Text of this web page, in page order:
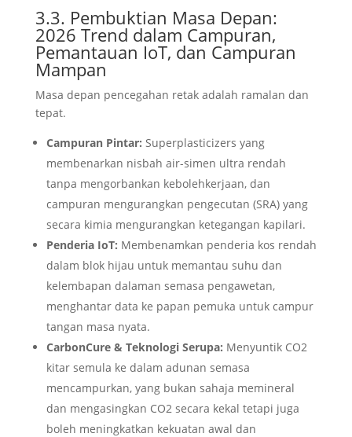
3.3. Pembuktian Masa Depan:
2026 Trend dalam Campuran,
Pemantauan IoT, dan Campuran
Mampan
Masa depan pencegahan retak adalah ramalan dan
tepat.
Campuran Pintar: Superplasticizers yang
membenarkan nisbah air-simen ultra rendah
tanpa mengorbankan kebolehkerjaan, dan
campuran mengurangkan pengecutan (SRA) yang
secara kimia mengurangkan ketegangan kapilari.
Penderia IoT: Membenamkan penderia kos rendah
dalam blok hijau untuk memantau suhu dan
kelembapan dalaman semasa pengawetan,
menghantar data ke papan pemuka untuk campur
tangan masa nyata.
CarbonCure & Teknologi Serupa: Menyuntik CO2
kitar semula ke dalam adunan semasa
mencampurkan, yang bukan sahaja memineral
dan mengasingkan CO2 secara kekal tetapi juga
boleh meningkatkan kekuatan awal dan